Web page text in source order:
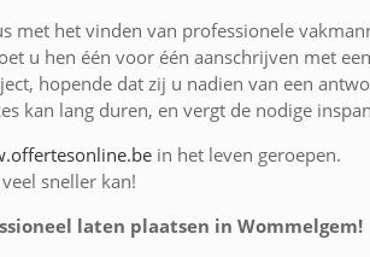
met het vinden van professionele
u hen één voor één aanschrijven met
hopende dat zij u nadien van een
kan lang duren, en vergt de nodige
in het leven geroepen.
sneller kan!
laten plaatsen in Wommelgem!